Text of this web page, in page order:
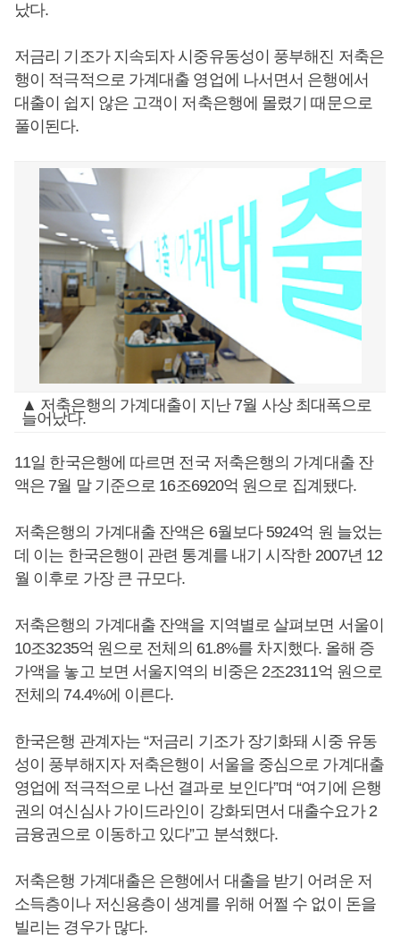
났다.
저금리 기조가 지속되자 시중유동성이 풍부해진 저축은
행이 적극적으로 가계대출 영업에 나서면서 은행에서
대출이 쉽지 않은 고객이 저축은행에 몰렸기 때문으로
풀이된다.
▲ 저축은행의 가계대출이 지난 7월 사상 최대폭으로
늘어났다.
11일 한국은행에 따르면 전국 저축은행의 가계대출 잔
액은 7월 말 기준으로 16조6920억 원으로 집계됐다.
저축은행의 가계대출 잔액은 6월보다 5924억 원 늘었는
데 이는 한국은행이 관련 통계를 내기 시작한 2007년 12
월 이후로 가장 큰 규모다.
저축은행의 가계대출 잔액을 지역별로 살펴보면 서울이
10조3235억 원으로 전체의 61.8%를 차지했다. 올해 증
가액을 놓고 보면 서울지역의 비중은 2조2311억 원으로
전체의 74.4%에 이른다.
한국은행 관계자는 “저금리 기조가 장기화돼 시중 유동
성이 풍부해지자 저축은행이 서울을 중심으로 가계대출
영업에 적극적으로 나선 결과로 보인다”며 “여기에 은행
권의 여신심사 가이드라인이 강화되면서 대출수요가 2
금융권으로 이동하고 있다”고 분석했다.
저축은행 가계대출은 은행에서 대출을 받기 어려운 저
소득층이나 저신용층이 생계를 위해 어쩔 수 없이 돈을
빌리는 경우가 많다.